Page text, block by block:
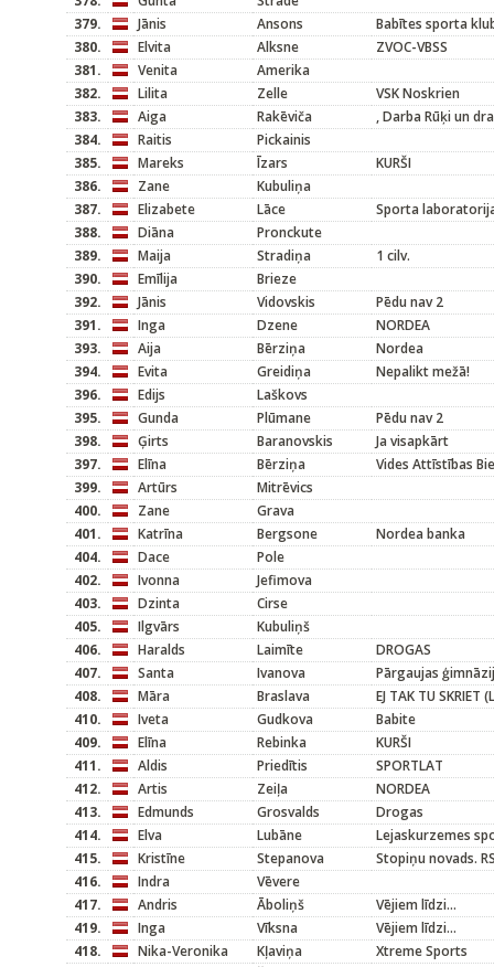
379.
Jānis Ansons
Babītes sporta
380.
Elvita Alksne
ZVOC-VBSS
381.
Venita
Amerika
382.
Lilita Zelle
VSK Noskrien
383.
Aiga Rakēviča
, Darba Rūķi un
384.
Raitis
Pickainis
385.
Mareks Īzars
KURŠI
386.
Zane
Kubuliņa
387.
Elizabete Lāce
Sporta
388.
Diāna
Pronckute
389.
Maija Stradiņa
1 cilv.
390.
Emīlija
Brieze
392.
Jānis Vidovskis
Pēdu nav 2
391.
Inga Dzene
NORDEA
393.
Aija Bērziņa
Nordea
394.
Evita Greidiņa
Nepalikt mežā!
396.
Edijs
Laškovs
395.
Gunda Plūmane
Pēdu nav 2
398.
Ģirts Baranovskis
Ja visapkārt
397.
Elīna Bērziņa
Vides Attīstības
399.
Artūrs
Mitrēvics
400.
Zane
Grava
401.
Katrīna Bergsone
Nordea banka
404.
Dace
Pole
402.
Ivonna
Jefimova
403.
Dzinta
Cirse
405.
Ilgvārs
Kubuliņš
406.
Haralds Laimīte
DROGAS
407.
Santa Ivanova
Pārgaujas
408.
Māra Braslava
EJ TAK TU SKRIET
410.
Iveta Gudkova
Babite
409.
Elīna Rebinka
KURŠI
411.
Aldis Priedītis
SPORTLAT
412.
Artis Zeiļa
NORDEA
413.
Edmunds Grosvalds
Drogas
414.
Elva Lubāne
Lejaskurzemes
415.
Kristīne Stepanova
Stopiņu novads.
416.
Indra
Vēvere
417.
Andris Āboliņš
Vējiem līdzi...
419.
Inga Vīksna
Vējiem līdzi...
418.
Nika-Veronika Kļaviņa
Xtreme Sports